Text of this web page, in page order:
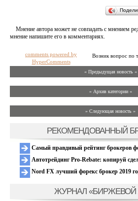
Мнение автора может не совпадать с мнением
мнение напишите его в комментариях.
Возник вопрос по
comments powered by
HyperComments
« Предыдущая новость «
» Архив категории «
» Следующая новость »
РЕКОМЕНДОВАННЫЙ
Самый правдивый рейтинг брокеров
Автотрейдинг Pro-Rebate: копируй
Nord FX лучший форекс брокер 2019
ЖУРНАЛ «БИРЖЕВОЙ